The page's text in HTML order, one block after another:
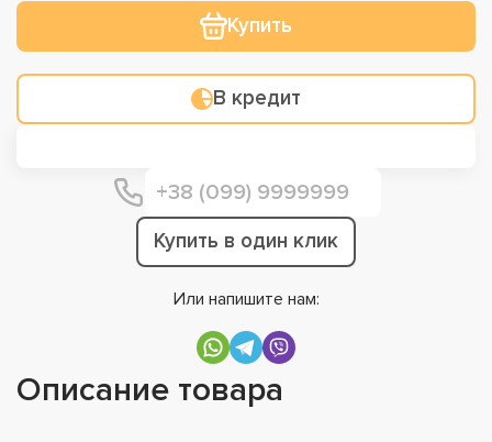
Купить
В кредит
Купить в один клик
Или напишите нам:
Описание товара